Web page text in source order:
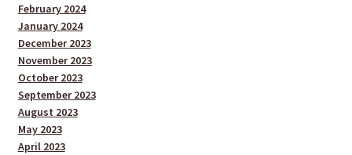
February 2024
January 2024
December 2023
November 2023
October 2023
September 2023
August 2023
May 2023
April 2023